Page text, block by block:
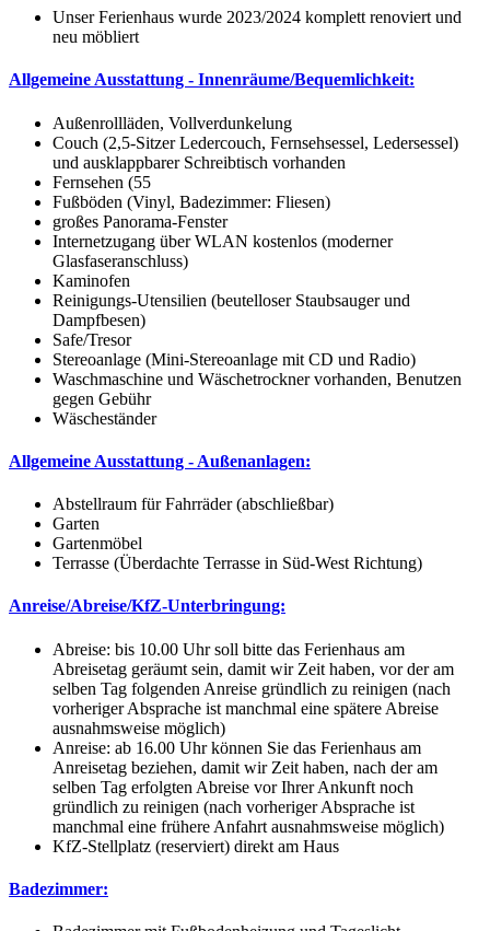
Unser Ferienhaus wurde 2023/2024 komplett renoviert und
neu möbliert
Allgemeine Ausstattung - Innenräume/Bequemlichkeit:
Außenrollläden, Vollverdunkelung
Couch (2,5-Sitzer Ledercouch, Fernsehsessel, Ledersessel)
und ausklappbarer Schreibtisch vorhanden
Fernsehen (55
Fußböden (Vinyl, Badezimmer: Fliesen)
großes Panorama-Fenster
Internetzugang über WLAN kostenlos (moderner
Glasfaseranschluss)
Kaminofen
Reinigungs-Utensilien (beutelloser Staubsauger und
Dampfbesen)
Safe/Tresor
Stereoanlage (Mini-Stereoanlage mit CD und Radio)
Waschmaschine und Wäschetrockner vorhanden, Benutzen
gegen Gebühr
Wäscheständer
Allgemeine Ausstattung - Außenanlagen:
Abstellraum für Fahrräder (abschließbar)
Garten
Gartenmöbel
Terrasse (Überdachte Terrasse in Süd-West Richtung)
Anreise/Abreise/KfZ-Unterbringung:
Abreise: bis 10.00 Uhr soll bitte das Ferienhaus am
Abreisetag geräumt sein, damit wir Zeit haben, vor der am
selben Tag folgenden Anreise gründlich zu reinigen (nach
vorheriger Absprache ist manchmal eine spätere Abreise
ausnahmsweise möglich)
Anreise: ab 16.00 Uhr können Sie das Ferienhaus am
Anreisetag beziehen, damit wir Zeit haben, nach der am
selben Tag erfolgten Abreise vor Ihrer Ankunft noch
gründlich zu reinigen (nach vorheriger Absprache ist
manchmal eine frühere Anfahrt ausnahmsweise möglich)
KfZ-Stellplatz (reserviert) direkt am Haus
Badezimmer: